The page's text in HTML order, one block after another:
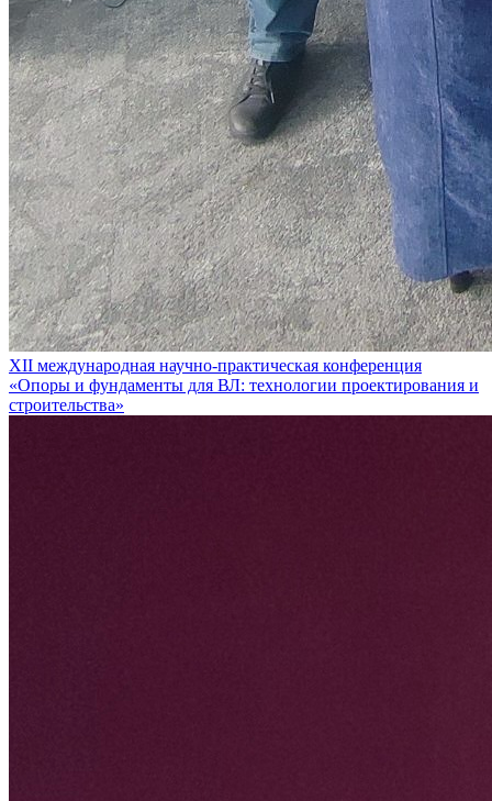
XII международная научно-практическая конференция
«Опоры и фундаменты для ВЛ: технологии проектирования и
строительства»